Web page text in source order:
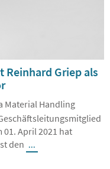
Griep als
Material Handling
01. April 2021 hat
den ...